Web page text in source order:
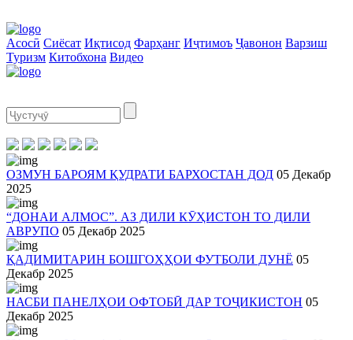
Асосӣ Сиёсат Иқтисод Фарҳанг Иҷтимоъ Ҷавонон Варзиш
Туризм Китобхона Видео
ОЗМУН БАРОЯМ ҚУДРАТИ БАРХОСТАН ДОД 05 Декабр
2025
“ДОНАИ АЛМОС”. АЗ ДИЛИ КӮҲИСТОН ТО ДИЛИ
АВРУПО 05 Декабр 2025
ҚАДИМИТАРИН БОШГОҲҲОИ ФУТБОЛИ ДУНЁ 05
Декабр 2025
НАСБИ ПАНЕЛҲОИ ОФТОБӢ ДАР ТОҶИКИСТОН 05
Декабр 2025